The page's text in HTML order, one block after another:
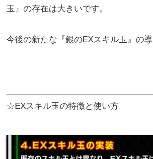
玉』の存在は大きいです。
今後の新たな『銀のEXスキル玉』の導
☆EXスキル玉の特徴と使い方